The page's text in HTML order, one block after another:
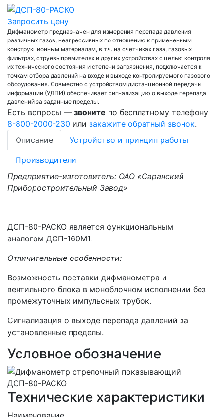
Запросить цену
Дифманометр предназначен для измерения перепада давления
различных газов, неагрессивных по отношению к примененным
конструкционным материалам, в т.ч. на счетчиках газа, газовых
фильтрах, струевыпрямителях и других устройствах с целью контроля
их технического состояния и степени загрязнения, подключается к
точкам отбора давлений на входе и выходе контролируемого газового
оборудования. Совместно с устройством дистанционной передачи
информации (УДПИ) обеспечивает сигнализацию о выходе перепада
давлений за заданные пределы.
Есть вопросы — звоните по бесплатному телефону
8-800-2000-230 или закажите обратный звонок.
Описание
Устройство и принцип работы
Производители
Предприятие-изготовитель: ОАО «Саранский
Приборостроительный Завод»
ДСП-80-РАСКО является функциональным
аналогом ДСП-160М1.
Отличительные особенности:
Возможность поставки дифманометра и
вентильного блока в моноблочном исполнении без
промежуточных импульсных трубок.
Сигнализация о выходе перепада давлений за
установленные пределы.
Условное обозначение
Технические характеристики